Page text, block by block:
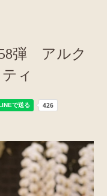
弾 アルク
ィ